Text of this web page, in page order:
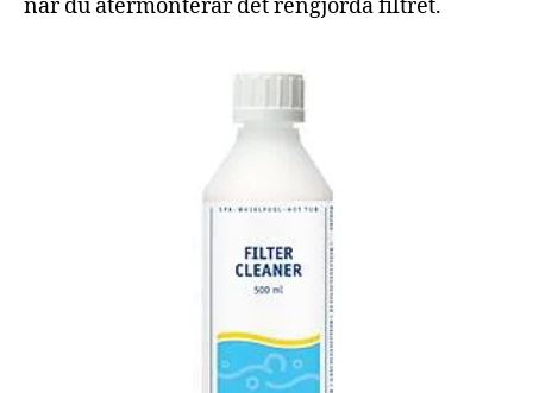
när du återmonterar det rengjorda filtret.